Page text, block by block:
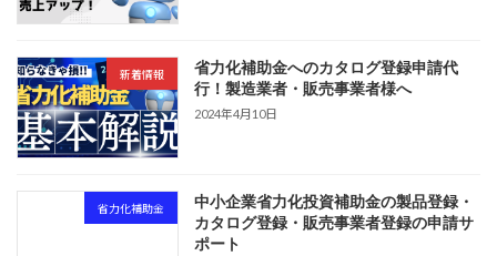
新着情報
省力化補助金へのカタログ登録申請代
行！製造業者・販売事業者様へ
2024年4月10日
省力化補助金
中小企業省力化投資補助金の製品登録・
カタログ登録・販売事業者登録の申請サ
ポート